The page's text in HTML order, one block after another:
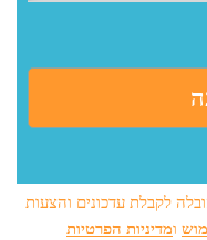
לקבלת עדכונים והצעות
ומדיניות הפרטיות